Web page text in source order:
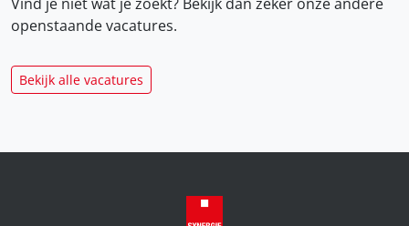
openstaande vacatures.
Bekijk alle vacatures